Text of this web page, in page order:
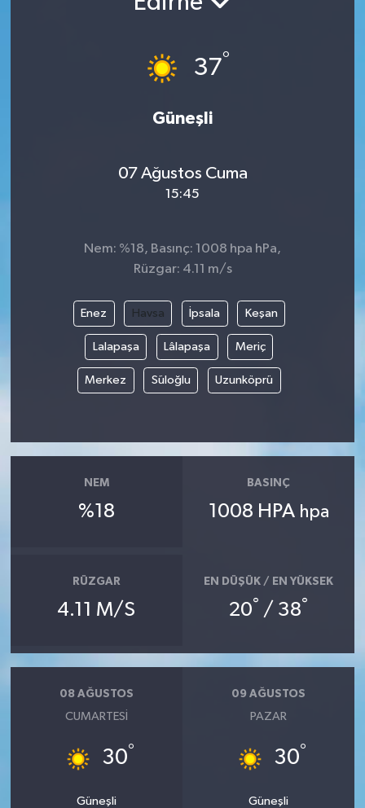
37°
Güneşli
07 Ağustos Cuma
15:45
Nem: %18, Basınç: 1008 hpa hPa,
Rüzgar: 4.11 m/s
Enez Havsa İpsala Keşan
Lalapaşa Lâlapaşa Meriç
Merkez Süloğlu Uzunköprü
NEM
%18
BASINÇ
1008 HPA hpa
RÜZGAR
4.11 M/S
EN DÜŞÜK / EN YÜKSEK
20° / 38°
08 AĞUSTOS
CUMARTESI
30°
Güneşli
09 AĞUSTOS
PAZAR
30°
Güneşli